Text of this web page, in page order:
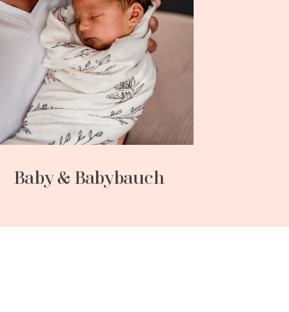
Baby & Babybauch